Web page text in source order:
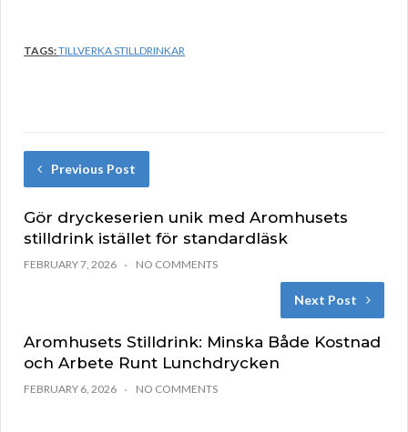
TAGS:TILLVERKA STILLDRINKAR
Previous Post
Gör dryckeserien unik med Aromhusets
stilldrink istället för standardläsk
FEBRUARY 7, 2026 NO COMMENTS
Next Post
Aromhusets Stilldrink: Minska Både Kostnad
och Arbete Runt Lunchdrycken
FEBRUARY 6, 2026 NO COMMENTS